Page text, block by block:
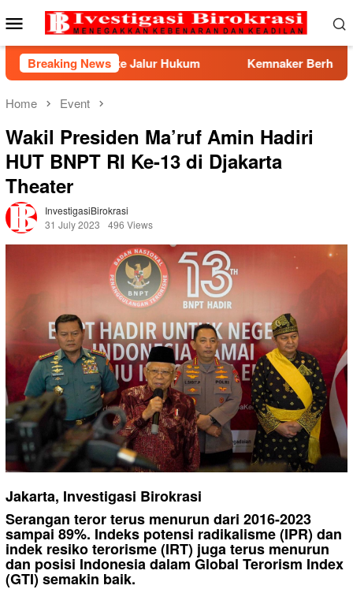
to
Mobile
Menu
Breaking News
ke Jalur Hukum Kemnaker Berhasil Mediasi
Home Event
Wakil Presiden Ma’ruf Amin Hadiri
HUT BNPT RI Ke-13 di Djakarta
Theater
InvestigasiBirokrasi
31 July 2023
496 Views
Jakarta, Investigasi Birokrasi
Serangan teror terus menurun dari 2016-2023
sampai 89%. Indeks potensi radikalisme (IPR) dan
indek resiko terorisme (IRT) juga terus menurun
dan posisi Indonesia dalam Global Terorism Index
(GTI) semakin baik.